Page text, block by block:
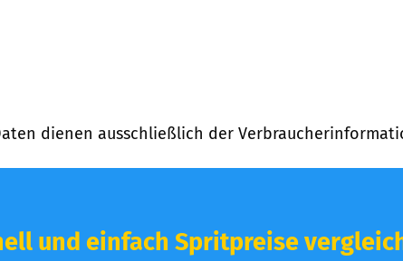
dienen ausschließlich der
und einfach Spritpreise